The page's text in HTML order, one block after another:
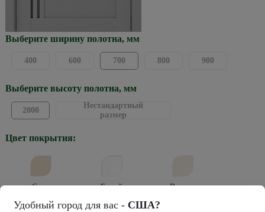
Выберите ширину полотна, мм
400 600 700 800 900
Выберите высоту полотна, мм
2000
Нестандартный
размер
Цвет покрытия:
Сэнд Белый Ваниль
Удобный город для вас - США?